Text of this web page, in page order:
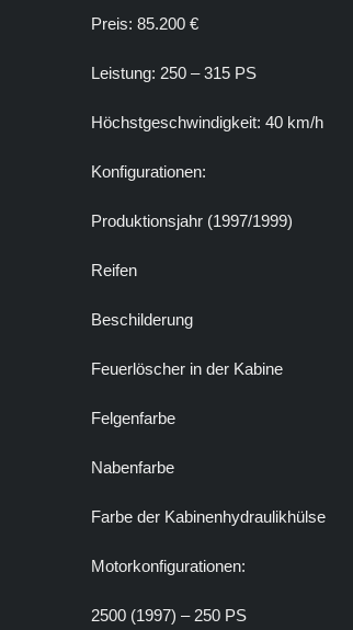
Preis: 85.200 €
Leistung: 250 – 315 PS
Höchstgeschwindigkeit: 40 km/h
Konfigurationen:
Produktionsjahr (1997/1999)
Reifen
Beschilderung
Feuerlöscher in der Kabine
Felgenfarbe
Nabenfarbe
Farbe der Kabinenhydraulikhülse
Motorkonfigurationen:
2500 (1997) – 250 PS